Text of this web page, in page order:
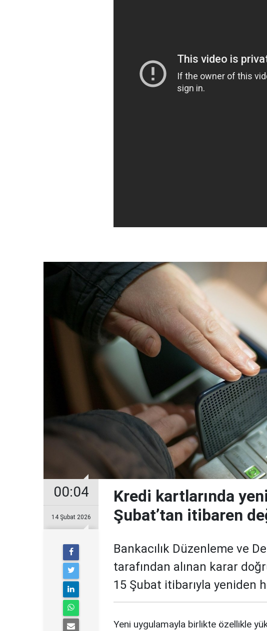
00:04
14 Şubat 2026
Kredi kartlarında
Şubat’tan itibaren
Bankacılık Düzenleme ve
tarafından alınan karar
15 Şubat itibarıyla yeniden
Yeni uygulamayla birlikte özellikle